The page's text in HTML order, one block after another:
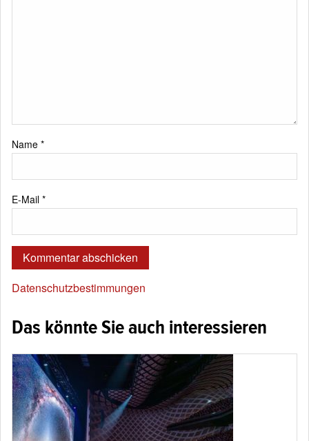
Name *
E-Mail *
Datenschutzbestimmungen
Das könnte Sie auch interessieren